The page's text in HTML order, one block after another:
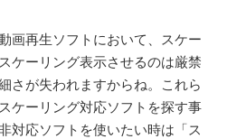
画再生ソフトにおいて、スケー
ケーリング表示させるのは厳禁
さが失われますからね。これら
ケーリング対応ソフトを探す事
対応ソフトを使いたい時は「ス